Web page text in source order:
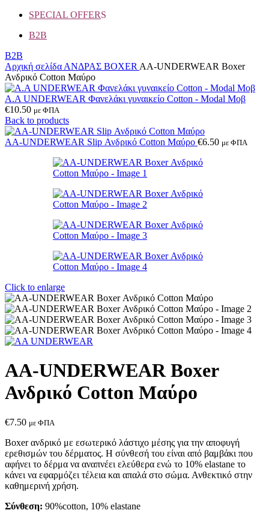
SPECIAL OFFERS
B2B
B2B
Αρχική σελίδα ΑΝΔΡΑΣ BOXER AA-UNDERWEAR Boxer
Ανδρικό Cotton Μαύρο
Α.A UNDERWEAR Φανελάκι γυναικείο Cotton - Modal Μοβ
€10.50 με ΦΠΑ
Back to products
AA-UNDERWEAR Slip Ανδρικό Cotton Μαύρο €6.50 με ΦΠΑ
Click to enlarge
AA-UNDERWEAR Boxer
Ανδρικό Cotton Μαύρο
€7.50 με ΦΠΑ
Boxer ανδρικό με εσωτερικό λάστιχο μέσης για την αποφυγή
ερεθισμών του δέρματος. Η σύνθεσή του είναι από βαμβάκι που
αφήνει το δέρμα να αναπνέει ελεύθερα ενώ το 10% elastane το
κάνει να εφαρμόζει τέλεια και απαλά στο σώμα. Ανθεκτικό στην
καθημερινή χρήση.
Σύνθεση: 90%cotton, 10% elastane